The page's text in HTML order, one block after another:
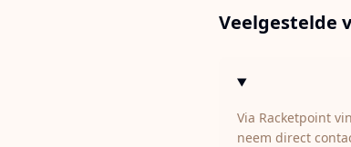
Veelgestelde
Via Racketpoint
neem direct